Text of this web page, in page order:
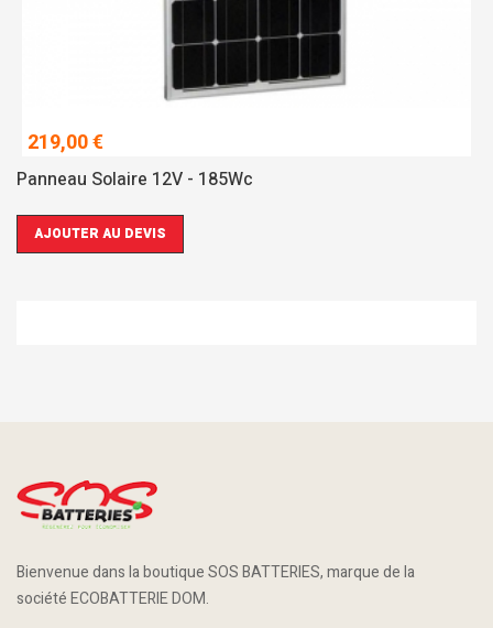
219,00 €
Panneau Solaire 12V - 185Wc
AJOUTER AU DEVIS
Bienvenue dans la boutique SOS BATTERIES, marque de la
société ECOBATTERIE DOM.